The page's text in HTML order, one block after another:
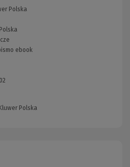
Polska
ebook
Polska